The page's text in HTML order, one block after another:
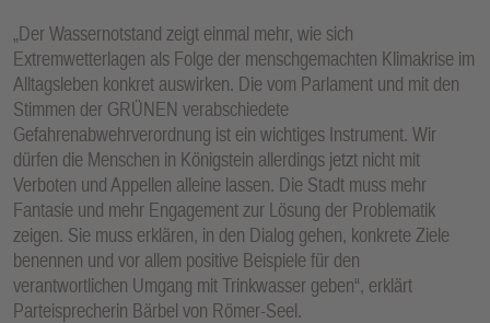
„Der Wassernotstand zeigt einmal mehr, wie sich
Extremwetterlagen als Folge der menschgemachten Klimakrise im
Alltagsleben konkret auswirken. Die vom Parlament und mit den
Stimmen der GRÜNEN verabschiedete
Gefahrenabwehrverordnung ist ein wichtiges Instrument. Wir
dürfen die Menschen in Königstein allerdings jetzt nicht mit
Verboten und Appellen alleine lassen. Die Stadt muss mehr
Fantasie und mehr Engagement zur Lösung der Problematik
zeigen. Sie muss erklären, in den Dialog gehen, konkrete Ziele
benennen und vor allem positive Beispiele für den
verantwortlichen Umgang mit Trinkwasser geben“, erklärt
Parteisprecherin Bärbel von Römer-Seel.